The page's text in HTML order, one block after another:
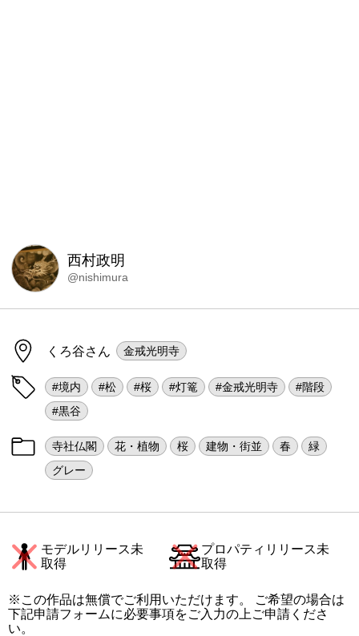
西村政明
@nishimura
くろ谷さん 金戒光明寺
#境内 #松 #桜 #灯篭 #金戒光明寺
#階段
#黒谷
寺社仏閣 花・植物 桜 建物・街並 春
緑
グレー
モデルリリース未
取得
プロパティリリース未
取得
※この作品は無償でご利用いただけます。 ご希望の場合は
下記申請フォームに必要事項をご入力の上ご申請くださ
い。